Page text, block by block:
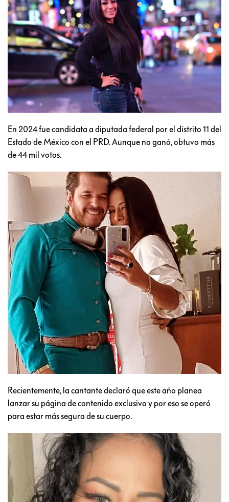
En 2024 fue candidata a diputada federal por el distrito 11 del
Estado de México con el PRD. Aunque no ganó, obtuvo más
de 44 mil votos.
Recientemente, la cantante declaró que este año planea
lanzar su página de contenido exclusivo y por eso se operó
para estar más segura de su cuerpo.